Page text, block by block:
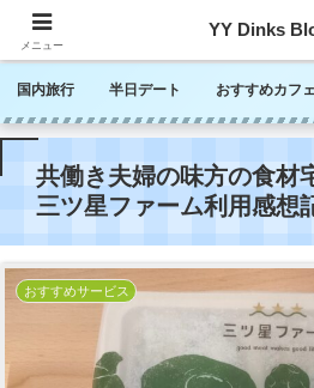
メニュー
YY Dinks
国内旅行 半日デート おすすめカフェ
共働き夫婦の味方の食材
三ツ星ファーム利用感想
おすすめサービス